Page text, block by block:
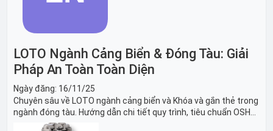
LOTO Ngành Cảng Biển & Đóng Tàu: Giải
Pháp An Toàn Toàn Diện
Ngày đăng: 16/11/25
Chuyên sâu về LOTO ngành cảng biển và Khóa và gắn thẻ trong
ngành đóng tàu. Hướng dẫn chi tiết quy trình, tiêu chuẩn OSHA,
thiết bị và Giải pháp LOTO trong công nghiệp đóng tàu toàn